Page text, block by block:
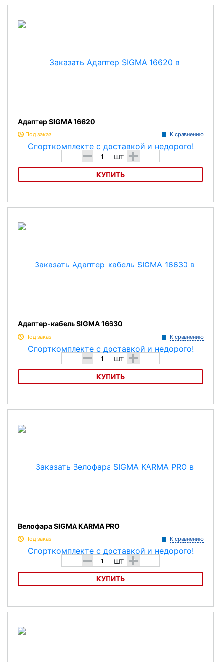
Адаптер SIGMA 00344
Адаптер SIGMA 16620
Под заказ К сравнению
- шт +
КУПИТЬ
Адаптер SIGMA 16620
Адаптер-кабель SIGMA 16630
Под заказ К сравнению
- шт +
КУПИТЬ
Адаптер-кабель SIGMA 16630
Велофара SIGMA KARMA PRO
Под заказ К сравнению
- шт +
КУПИТЬ
Велофара SIGMA KARMA PRO